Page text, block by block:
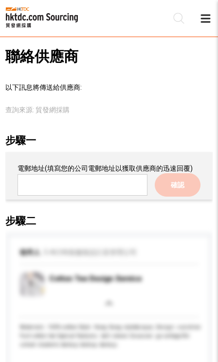
聯絡供應商
以下訊息將傳送給供應商:
查詢來源: 貿發網採購
步驟一
電郵地址(填寫您的公司電郵地址以獲取供應商的迅速回覆)
確認
步驟二
收件人
Cotton Tee Design Service
fruit cotton tee Special features: bell sleeve Occasion: go college/for